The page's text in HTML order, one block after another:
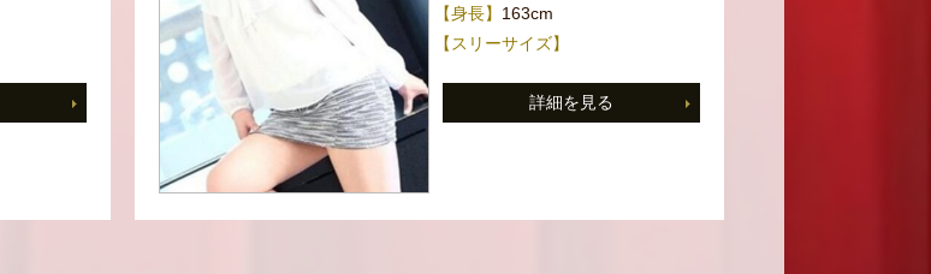
【身長】 163cm
【スリーサイズ】
詳細を見る